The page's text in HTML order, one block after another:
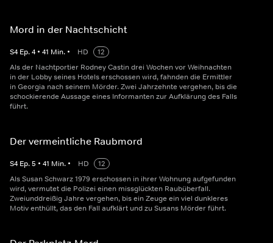
Mord in der Nachtschicht
S4 Ep.4 • 41 Min. • HD
12
Als der Nachtportier Rodney Castin drei Wochen vor Weihnachten
in der Lobby seines Hotels erschossen wird, fahnden die Ermittler
in Georgia nach seinem Mörder. Zwei Jahrzehnte vergehen, bis die
schockierende Aussage eines Informanten zur Aufklärung des Falls
führt.
Der vermeintliche Raubmord
S4 Ep.5 • 41 Min. • HD
12
Als Susan Schwarz 1979 erschossen in ihrer Wohnung aufgefunden
wird, vermutet die Polizei einen missglückten Raubüberfall.
Zweiunddreißig Jahre vergehen, bis ein Zeuge ein viel dunkleres
Motiv enthüllt, das den Fall aufklärt und zu Susans Mörder führt.